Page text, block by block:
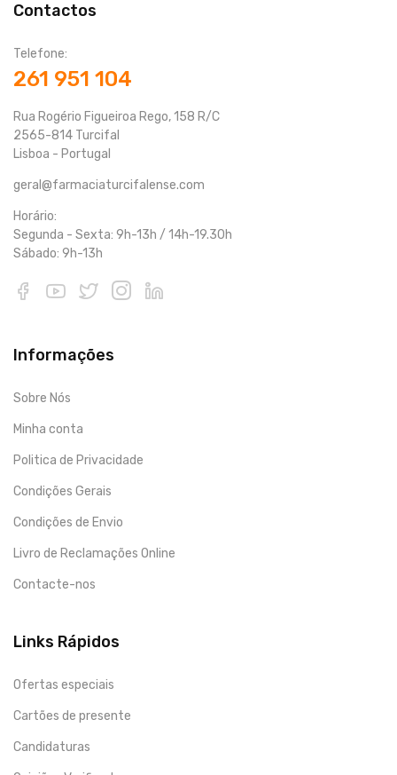
Contactos
Telefone:
261 951 104
Rua Rogério Figueiroa Rego, 158 R/C
2565-814 Turcifal
Lisboa - Portugal
geral@farmaciaturcifalense.com
Horário:
Segunda - Sexta: 9h-13h / 14h-19.30h
Sábado: 9h-13h
Informações
Sobre Nós
Minha conta
Politica de Privacidade
Condições Gerais
Condições de Envio
Livro de Reclamações Online
Contacte-nos
Links Rápidos
Ofertas especiais
Cartões de presente
Candidaturas